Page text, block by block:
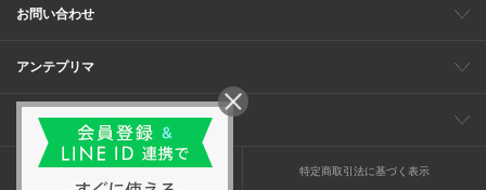
会員特典
ご購入・配送について
返品について
ギフト包装
FAQ
サイトマップ
お問い合わせ
メールでのお問い合わせ
お修理についてのお問い合わせ
0120-03-6961
（平日10：30～17：00）
※毎週火曜日はお電話窓口の営業を
お休みさせていただきます
アンテプリマ
ブランドサイト
ショップリスト
ワイヤーバッグについて
特集
オンラインストアニュース
コーポレート
企業情報
採用情報プライバシーポリシー 特定商取引法に基づく表示